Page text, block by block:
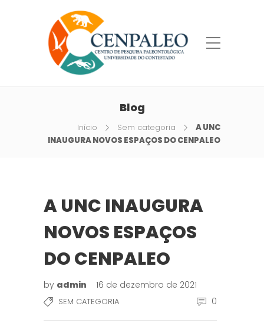
Blog
Início Sem categoria
A UNC
INAUGURA NOVOS ESPAÇOS DO CENPALEO
A UNC INAUGURA
NOVOS ESPAÇOS
DO CENPALEO
by admin 16 de dezembro de 2021
SEM CATEGORIA 0